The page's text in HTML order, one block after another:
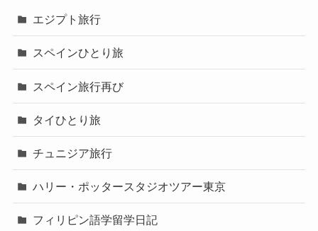
エジプト旅行
スペインひとり旅
スペイン旅行再び
タイひとり旅
チュニジア旅行
ハリー・ポッタースタジオツアー東京
フィリピン語学留学日記